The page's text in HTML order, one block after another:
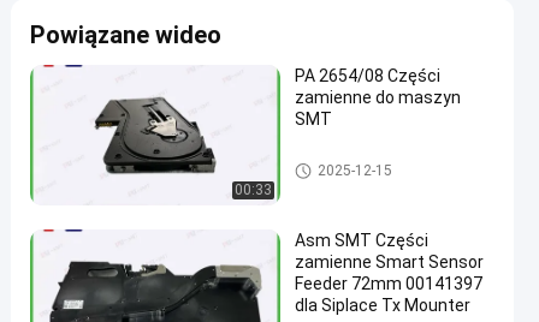
wiórów
Wózek
przechowywania
do
maszyny
SIEMENS
X.
Powiązane wideo
00:33
PA 2654/08 Części
zamienne do maszyn
SMT
Podajnik SMT
2025-12-15
Asm SMT Części
zamienne Smart Sensor
Feeder 72mm 00141397
dla Siplace Tx Mounter